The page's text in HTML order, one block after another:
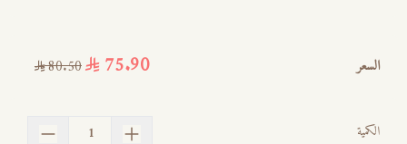
السعر 75.90
80.50
الكمية